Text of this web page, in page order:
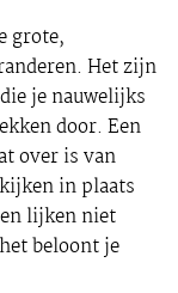
grote,
Het zijn
je nauwelijks
door. Een
over is van
in plaats
lijken niet
beloont je